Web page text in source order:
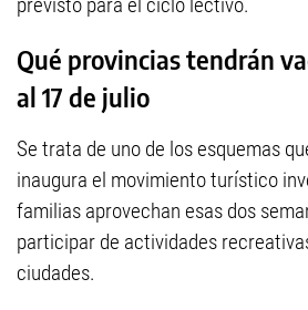
Qué provincias tendrán
al 17 de julio
Se trata de uno de los esquemas
inaugura el movimiento turístico
familias aprovechan esas dos
participar de actividades
ciudades.